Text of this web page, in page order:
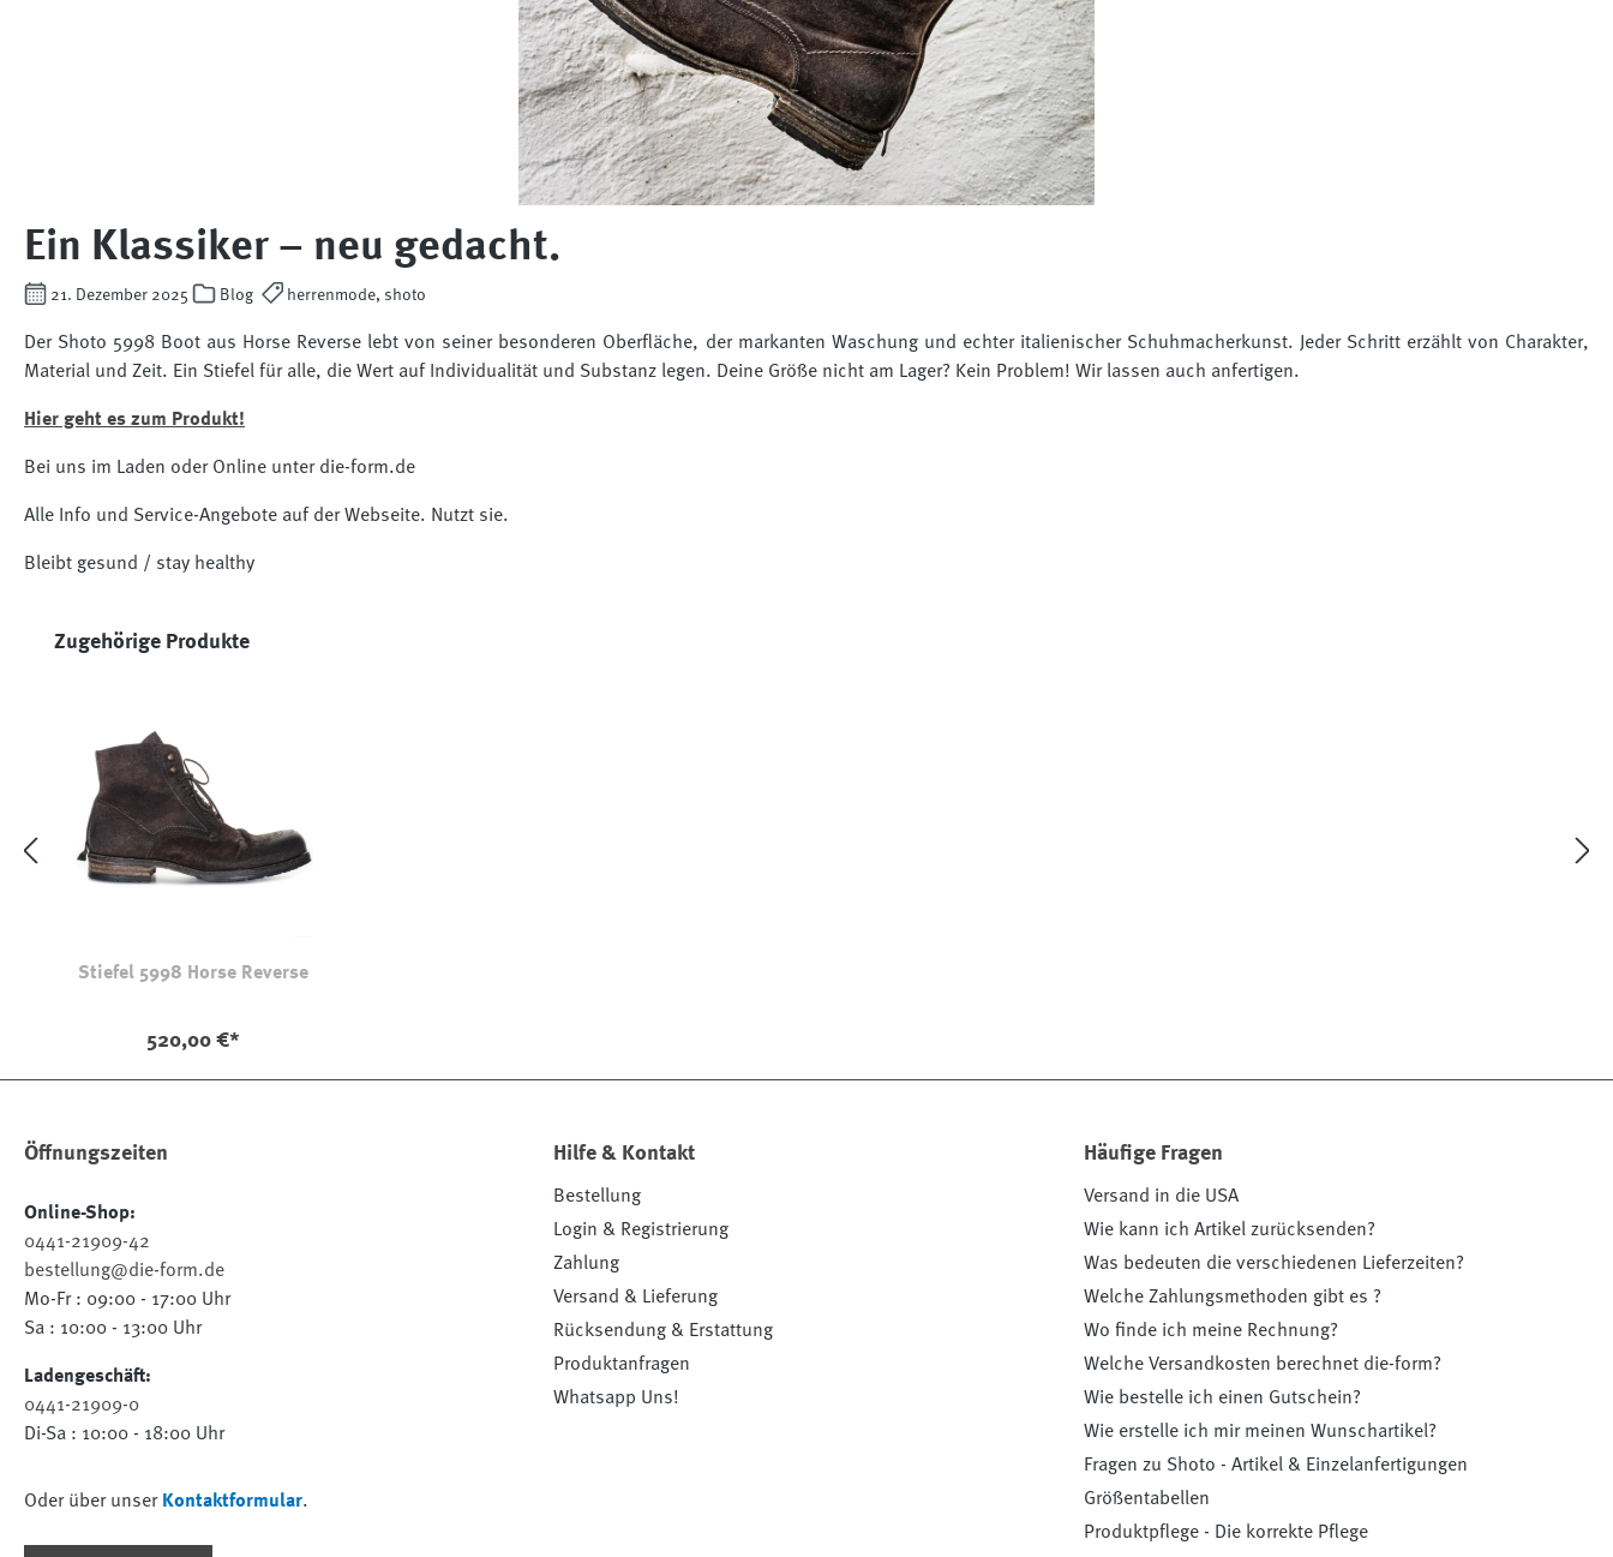
Ein Klassiker – neu gedacht.
21. Dezember 2025 Blog herrenmode, shoto
Der Shoto 5998 Boot aus Horse Reverse lebt von seiner besonderen Oberfläche, der markanten Waschung und echter italienischer Schuhmacherkunst. Jeder Schritt erzählt von Charakter,
Material und Zeit. Ein Stiefel für alle, die Wert auf Individualität und Substanz legen. Deine Größe nicht am Lager? Kein Problem! Wir lassen auch anfertigen.
Hier geht es zum Produkt!
Bei uns im Laden oder Online unter die-form.de
Alle Info und Service-Angebote auf der Webseite. Nutzt sie.
Bleibt gesund / stay healthy
Produktgalerie überspringen
Zugehörige Produkte
Stiefel 5998 Horse Reverse
520,00 €*
Öffnungszeiten
Online-Shop:
0441-21909-42
bestellung@die-form.de
Mo-Fr : 09:00 - 17:00 Uhr
Sa : 10:00 - 13:00 Uhr
Ladengeschäft:
0441-21909-0
Di-Sa : 10:00 - 18:00 Uhr
Oder über unser Kontaktformular.
Hilfe & Kontakt
Bestellung
Login & Registrierung
Zahlung
Versand & Lieferung
Rücksendung & Erstattung
Produktanfragen
Whatsapp Uns!
Häufige Fragen
Versand in die USA
Wie kann ich Artikel zurücksenden?
Was bedeuten die verschiedenen Lieferzeiten?
Welche Zahlungsmethoden gibt es ?
Wo finde ich meine Rechnung?
Welche Versandkosten berechnet die-form?
Wie bestelle ich einen Gutschein?
Wie erstelle ich mir meinen Wunschartikel?
Fragen zu Shoto - Artikel & Einzelanfertigungen
Größentabellen
Produktpflege - Die korrekte Pflege